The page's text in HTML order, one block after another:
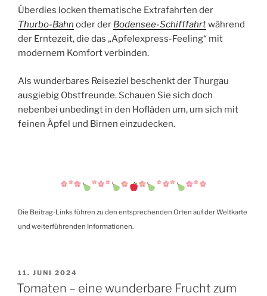
Überdies locken thematische Extrafahrten der
Thurbo-Bahn oder der Bodensee-Schifffahrtwährend
der Erntezeit, die das „Apfelexpress-Feeling“ mit
modernem Komfort verbinden.
Als wunderbares Reiseziel beschenkt der Thurgau
ausgiebig Obstfreunde. Schauen Sie sich doch
nebenbei unbedingt in den Hofläden um, um sich mit
feinen Äpfel und Birnen einzudecken.
Die Beitrag-Links führen zu den entsprechenden Orten auf der Weltkarte
und weiterführenden Informationen.
VERÖFFENTLICHT
AM
11. JUNI 2024
Tomaten – eine wunderbare Frucht zum